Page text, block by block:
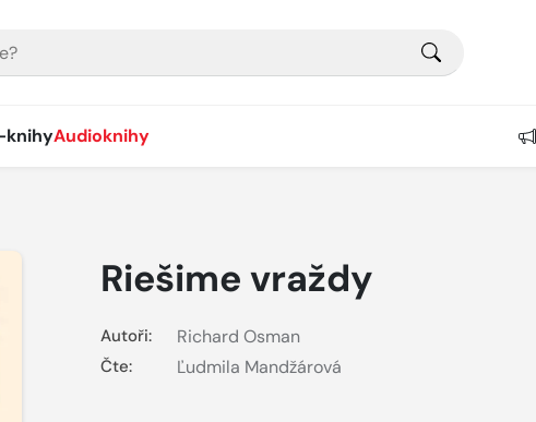
knihyAudioknihy
Riešime vraždy
Autoři: Richard Osman
Čte: Ľudmila Mandžárová